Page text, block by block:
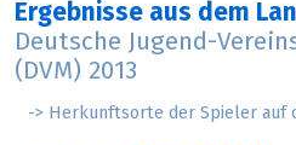
Ergebnisse aus dem
Deutsche Jugend-
(DVM) 2013
-> Herkunftsorte der Spieler auf